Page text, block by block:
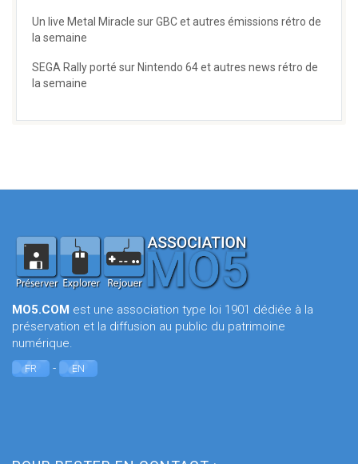
Un live Metal Miracle sur GBC et autres émissions rétro de
la semaine
SEGA Rally porté sur Nintendo 64 et autres news rétro de
la semaine
MO5.COM est une association type loi 1901 dédiée à la
préservation et la diffusion au public du patrimoine
numérique.
FR - EN